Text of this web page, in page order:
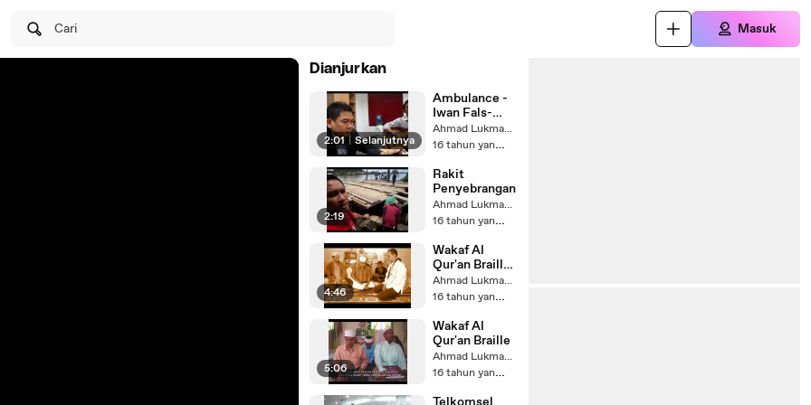
Cari Masuk
Dianjurkan
2:01 Selanjutnya
Ambulance -
Iwan Fals-
Sutato
Ahmad Lukman Sa'ad
16 tahun yang lalu
2:19
Rakit
Penyebrangan
Ahmad Lukman Sa'ad
16 tahun yang lalu
4:46
Wakaf Al
Qur'an Braille
-Laporan-
Ahmad Lukman Sa'ad
16 tahun yang lalu
5:06
Wakaf Al
Qur'an Braille
Ahmad Lukman Sa'ad
16 tahun yang lalu